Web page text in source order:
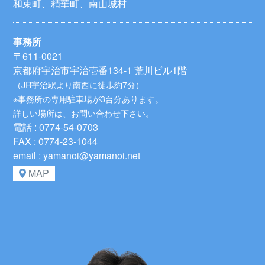
和束町、精華町、南山城村
事務所
〒611-0021
京都府宇治市宇治壱番134-1 荒川ビル1階
（JR宇治駅より南西に徒歩約7分）
※事務所の専用駐車場が3台分あります。
詳しい場所は、お問い合わせ下さい。
電話 : 0774-54-0703
FAX : 0774-23-1044
email : yamanoi@yamanoi.net
MAP